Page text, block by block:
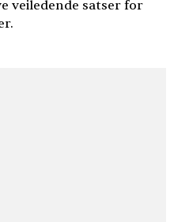
veiledende satser for